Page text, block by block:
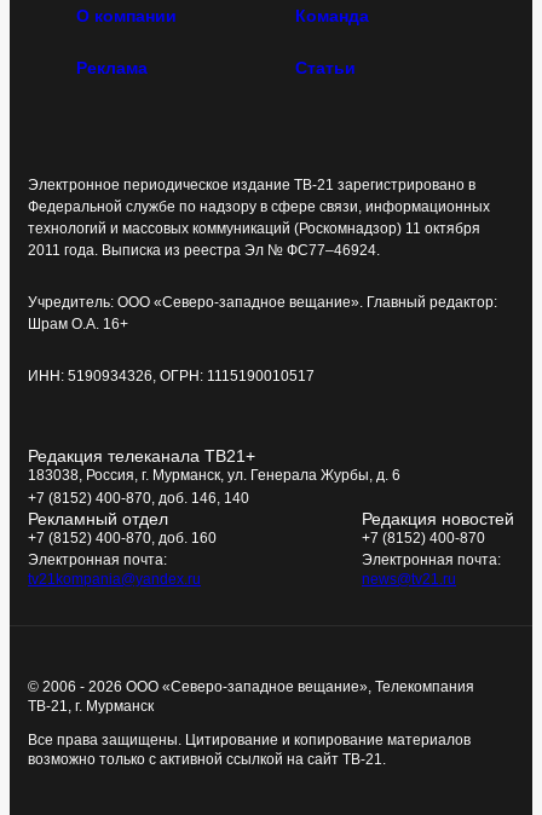
О компании Команда
Реклама Статьи
Электронное периодическое издание ТВ-21 зарегистрировано в
Федеральной службе по надзору в сфере связи, информационных
технологий и массовых коммуникаций (Роскомнадзор) 11 октября
2011 года. Выписка из реестра Эл № ФС77–46924.
Учредитель: ООО «Северо-западное вещание». Главный редактор:
Шрам О.А. 16+
ИНН: 5190934326, ОГРН: 1115190010517
Редакция телеканала ТВ21+
183038, Россия, г. Мурманск, ул. Генерала Журбы, д. 6
+7 (8152) 400-870, доб. 146, 140
Рекламный отдел
+7 (8152) 400-870, доб. 160
Электронная почта:
tv21kompania@yandex.ru
Редакция новостей
+7 (8152) 400-870
Электронная почта:
news@tv21.ru
© 2006 - 2026 ООО «Северо-западное вещание», Телекомпания
ТВ-21, г. Мурманск
Все права защищены. Цитирование и копирование материалов
возможно только с активной ссылкой на сайт ТВ-21.